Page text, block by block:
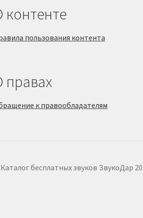
контенте
пользования контента
правах
к правообладателям
бесплатных звуков ЗвукоДар